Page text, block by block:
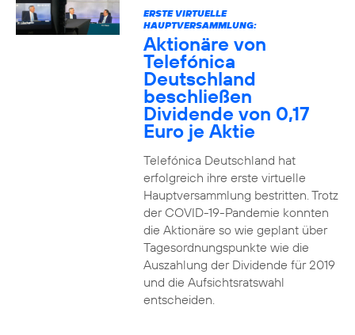
ERSTE VIRTUELLE
HAUPTVERSAMMLUNG:
Aktionäre von
Telefónica
Deutschland
beschließen
Dividende von 0,17
Euro je Aktie
Telefónica Deutschland hat
erfolgreich ihre erste virtuelle
Hauptversammlung bestritten. Trotz
der COVID-19-Pandemie konnten
die Aktionäre so wie geplant über
Tagesordnungspunkte wie die
Auszahlung der Dividende für 2019
und die Aufsichtsratswahl
entscheiden.